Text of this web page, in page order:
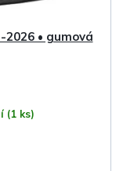
• gumová
(1 ks)